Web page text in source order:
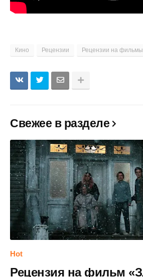
Кино Рецензии Рецензии на фильмы
Свежее в разделе
Hot
Рецензия на фильм